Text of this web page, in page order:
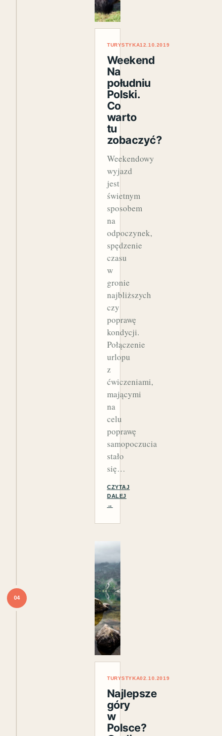
TURYSTYKA12.10.2019
Weekend
Na
południu
Polski.
Co
warto
tu
zobaczyć?
Weekendowy
wyjazd
jest
świetnym
sposobem
na
odpoczynek,
spędzenie
czasu
w
gronie
najbliższych
czy
poprawę
kondycji.
Połączenie
urlopu
z
ćwiczeniami,
mającymi
na
celu
poprawę
samopoczucia
stało
się…
CZYTAJ
DALEJ
→
04
TURYSTYKA02.10.2019
Najlepsze
góry
w
Polsce?